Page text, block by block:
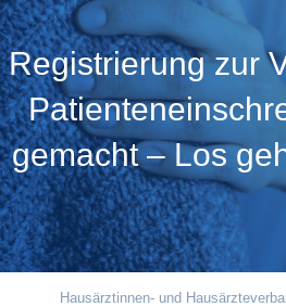
Registrierung zur
gemacht – Los
Hausärztinnen- und